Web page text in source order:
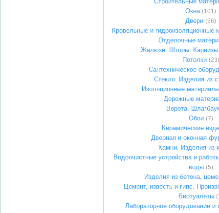
Окна (101)
Двери (56)
Кровельные и гидроизоляционные
Отделочные
Жалюзи. Шторы.
Потолки (23)
Сантехническое
Стекло. Изделия из
Изоляционные
Дорожные
Ворота.
Обои (7)
Керамические
Дверная и оконная
Камни. Изделия из
Водоочистные устройства и
воды (5)
Изделия из бетона,
Цемент, известь и гипс.
Биотуалеты
Лабораторное оборудование и